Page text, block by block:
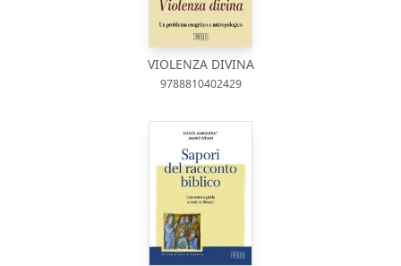
VIOLENZA DIVINA
9788810402429